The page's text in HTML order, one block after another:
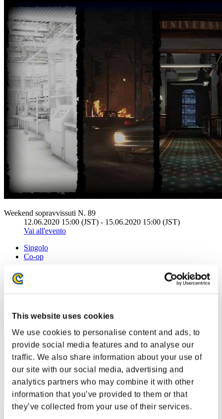
This website uses cookies
We use cookies to personalise content and ads, to
provide social media features and to analyse our
traffic. We also share information about your use of
our site with our social media, advertising and
analytics partners who may combine it with other
information that you’ve provided to them or that
they’ve collected from your use of their services.
Weekend sopravvissuti N. 89
12.06.2020 15:00 (JST) - 15.06.2020 15:00 (JST)
Vai all'evento
Singolo
Co-op
(Le classifiche sono aggiornate ogni 6 ore)
Classifiche
Posizione
41